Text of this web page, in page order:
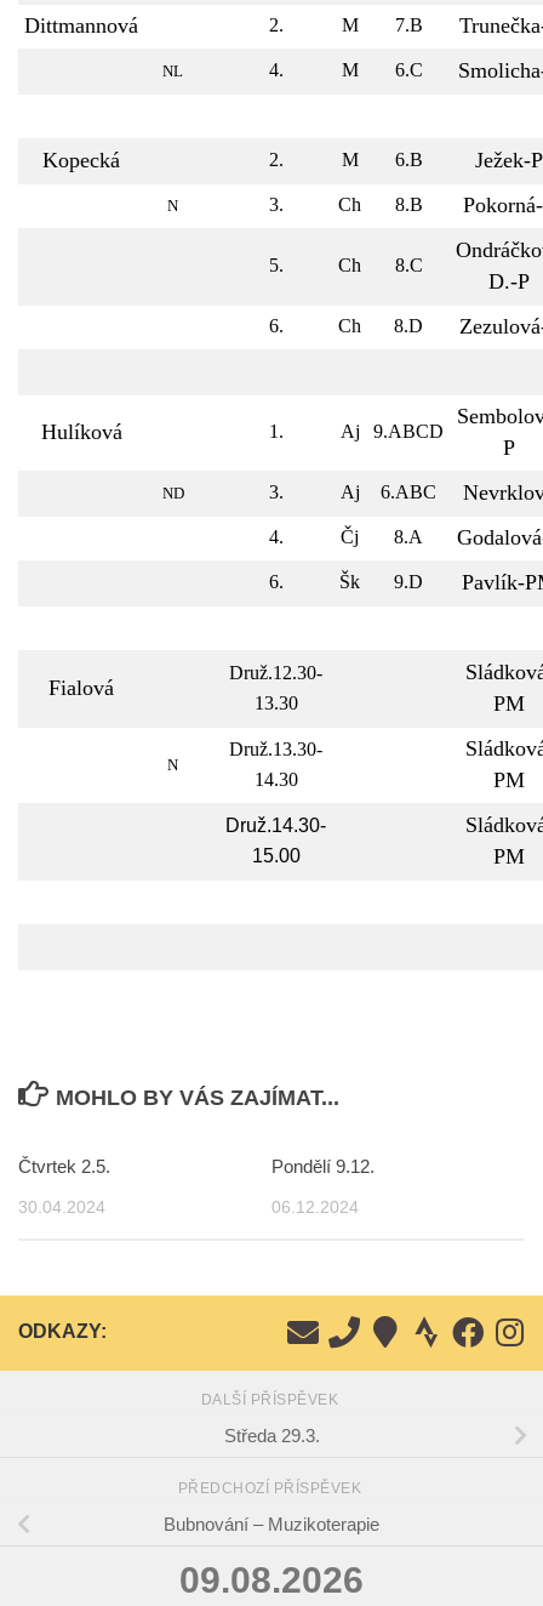
Dittmannová 2. M 7.B
NL 4. M 6.C
Kopecká 2. M 6.B Ježek-P
N 3. Ch 8.B
5. Ch 8.C
D.-P
6. Ch 8.D
Hulíková 1. Aj 9.ABCD
P
ND 3. Aj 6.ABC
4. Čj 8.A
6. Šk 9.D Pavlík-
Fialová
Druž.12.30-
13.30
PM
N
Druž.13.30-
14.30
PM
Druž.14.30-
15.00
PM
MOHLO BY VÁS ZAJÍMAT...
Čtvrtek 2.5.
30.04.2024
Pondělí 9.12.
06.12.2024
ODKAZY:
DALŠÍ PŘÍSPĚVEK
Středa 29.3.
PŘEDCHOZÍ PŘÍSPĚVEK
Bubnování – Muzikoterapie
09.08.2026